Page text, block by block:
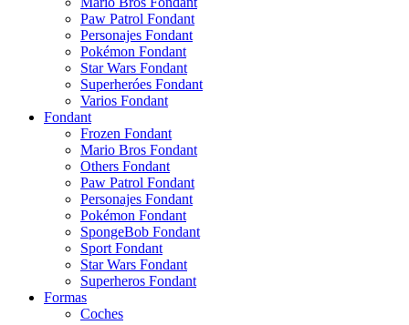
Paw Patrol Fondant
Personajes Fondant
Pokémon Fondant
Star Wars Fondant
Superheróes Fondant
Varios Fondant
Fondant
Frozen Fondant
Mario Bros Fondant
Others Fondant
Paw Patrol Fondant
Personajes Fondant
Pokémon Fondant
SpongeBob Fondant
Sport Fondant
Star Wars Fondant
Superheros Fondant
Formas
Coches